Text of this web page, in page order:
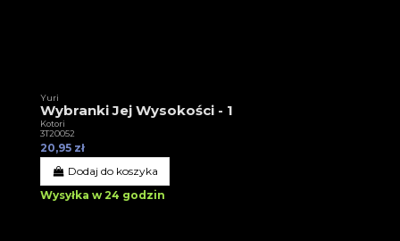
Yuri
Wybranki Jej Wysokości - 1
Kotori
3T20052
20,95 zł
Dodaj do koszyka
Wysyłka w 24 godzin